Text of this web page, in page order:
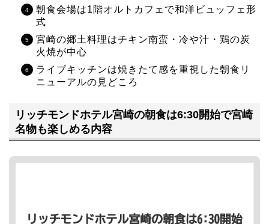
朝食会場は1階オルトカフェで和洋ビュッフェ形
式
宮崎の郷土料理はチキン南蛮・冷や汁・鶏の炭
火焼が中心
ライブキッチンは焼きたて感を重視した朝食リ
ニューアルの見どころ
リッチモンドホテル宮崎の朝食は6:30開始で宮崎
名物も楽しめる内容